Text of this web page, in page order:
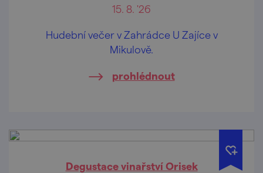
15. 8. '26
Hudební večer v Zahrádce U Zajíce v
Mikulově.
prohlédnout
Degustace vinařství Orisek